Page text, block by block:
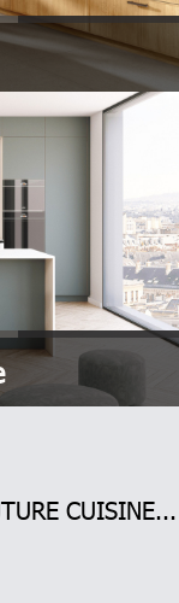
CUISINE...